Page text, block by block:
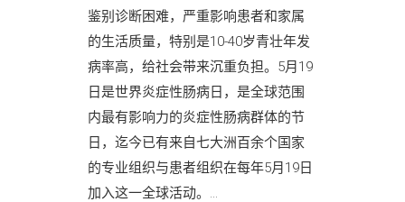
鉴别诊断困难，严重影响患者和家属
的生活质量，特别是10-40岁青壮年发
病率高，给社会带来沉重负担。5月19
日是世界炎症性肠病日，是全球范围
内最有影响力的炎症性肠病群体的节
日，迄今已有来自七大洲百余个国家
的专业组织与患者组织在每年5月19日
加入这一全球活动。...